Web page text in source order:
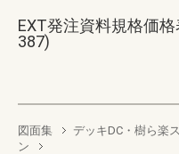
EXT発注資料規格価
387)
図面集
デッキDC・樹ら楽
ン